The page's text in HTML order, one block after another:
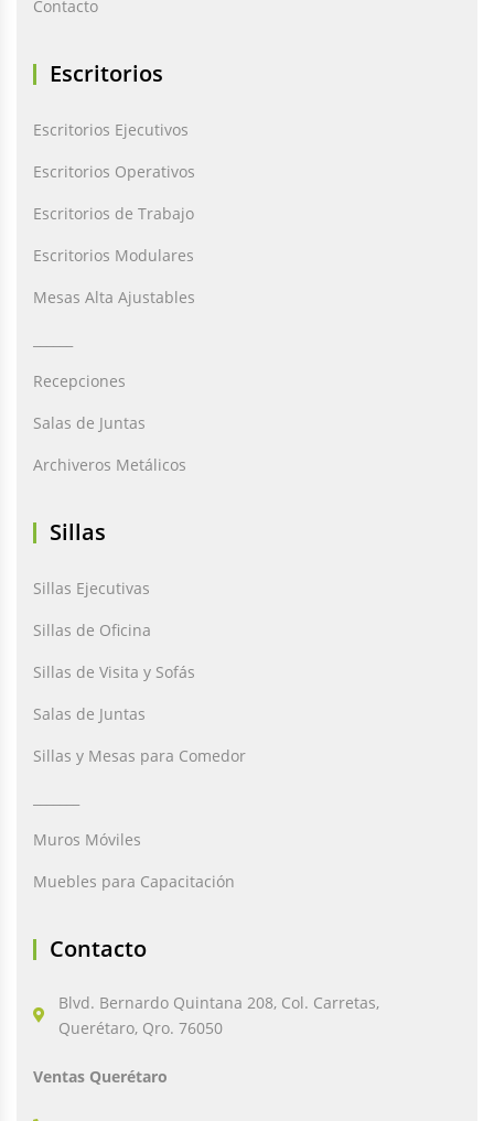
Contacto
Escritorios
Escritorios Ejecutivos
Escritorios Operativos
Escritorios de Trabajo
Escritorios Modulares
Mesas Alta Ajustables
Recepciones
Salas de Juntas
Archiveros Metálicos
Sillas
Sillas Ejecutivas
Sillas de Oficina
Sillas de Visita y Sofás
Salas de Juntas
Sillas y Mesas para Comedor
Muros Móviles
Muebles para Capacitación
Contacto
Blvd. Bernardo Quintana 208, Col. Carretas,
Querétaro, Qro. 76050
Ventas Querétaro